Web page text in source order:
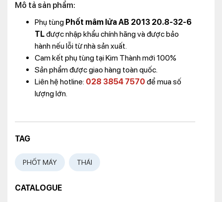
Mô tả sản phẩm:
Phụ tùng Phốt mâm lửa AB 2013 20.8-32-6
TLđược nhập khẩu chính hãng và được bảo
hành nếu lỗi từ nhà sản xuất.
Cam kết phụ tùng tại Kim Thành mới 100%
Sản phẩm được giao hàng toàn quốc.
Liên hệ hotline: 028 3854 7570 để mua số
lượng lớn.
TAG
PHỐT MÁY THÁI
CATALOGUE